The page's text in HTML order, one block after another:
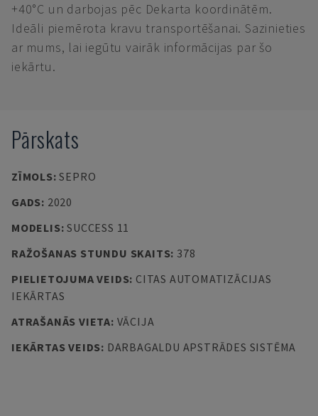
+40°C un darbojas pēc Dekarta koordinātēm.
Ideāli piemērota kravu transportēšanai. Sazinieties
ar mums, lai iegūtu vairāk informācijas par šo
iekārtu.
Pārskats
ZĪMOLS:SEPRO
GADS: 2020
MODELIS:SUCCESS 11
RAŽOŠANAS STUNDU SKAITS: 378
PIELIETOJUMA VEIDS: CITAS AUTOMATIZĀCIJAS
IEKĀRTAS
ATRAŠANĀS VIETA: VĀCIJA
IEKĀRTAS VEIDS: DARBAGALDU APSTRĀDES SISTĒMA